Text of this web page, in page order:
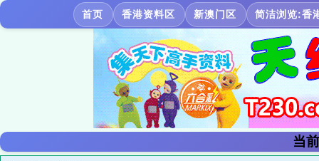
首页 香港资料区 新澳门区 简洁浏览:香
当